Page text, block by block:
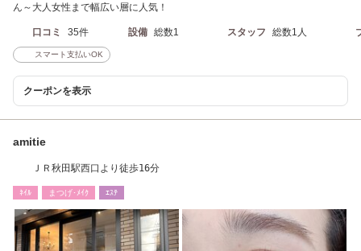
ん～大人女性まで幅広い層に人気！
口コミ 35件 設備 総数1 スタッフ 総数1人
スマート支払いOK
クーポンを表示
amitie
ＪＲ秋田駅西口より徒歩16分
ﾈｲﾙ まつげ･ﾒｲｸ ｴｽﾃ